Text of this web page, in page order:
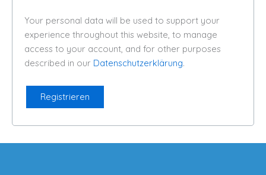
Your personal data will be used to support your
experience throughout this website, to manage
access to your account, and for other purposes
described in our Datenschutzerklärung.
Registrieren